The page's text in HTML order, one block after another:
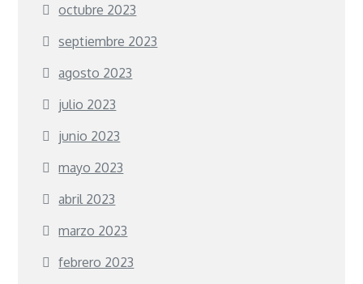
octubre 2023
septiembre 2023
agosto 2023
julio 2023
junio 2023
mayo 2023
abril 2023
marzo 2023
febrero 2023